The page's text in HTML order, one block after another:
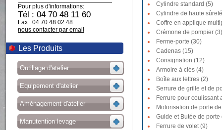
Pour plus d'informations:
Tél : 04 70 48 11 60
Fax : 04 70 48 02 48
nous contacter par email
Les Produits
Outillage d'atelier
Equipement d'atelier
Aménagement d'atelier
Manutention levage
Cylindre standard (5)
Cylindre de haute
Coffre en applique
Crémone de pompier (3)
Ferme-porte (30)
Cadenas (15)
Consignation (12)
Armoire à clés (4)
Boîte aux lettres (2)
Serrure de grille et de
Ferrure pour coulissant
Motorisation de porte
Guide et Butée de
Ferrure de volet (9)